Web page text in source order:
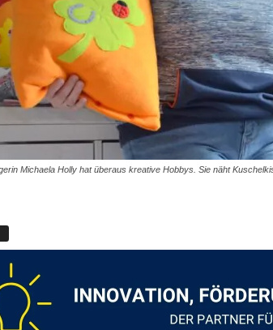
Michaela Holly hat überaus kreative Hobbys. Sie näht